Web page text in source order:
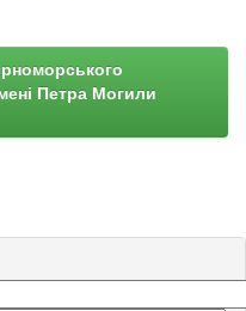
Петра Могили